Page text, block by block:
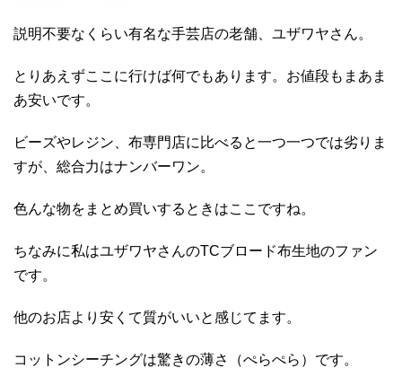
説明不要なくらい有名な手芸店の老舗、ユザワヤさん。
とりあえずここに行けば何でもあります。お値段もまあま
あ安いです。
ビーズやレジン、布専門店に比べると一つ一つでは劣りま
すが、総合力はナンバーワン。
色んな物をまとめ買いするときはここですね。
ちなみに私はユザワヤさんのTCブロード布生地のファン
です。
他のお店より安くて質がいいと感じてます。
コットンシーチングは驚きの薄さ（ぺらぺら）です。